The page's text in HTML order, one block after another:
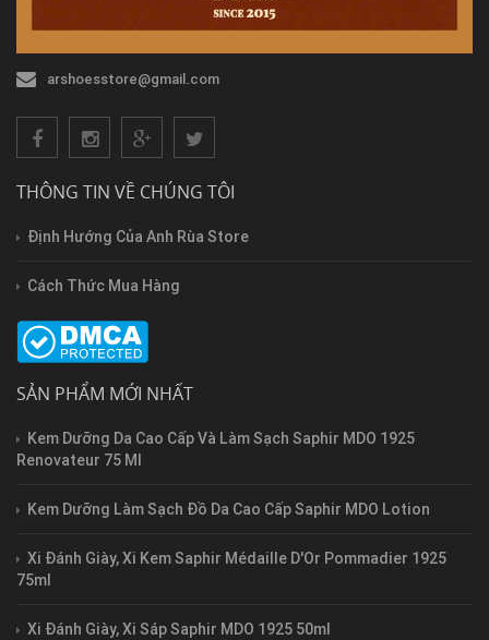
arshoesstore@gmail.com
THÔNG TIN VỀ CHÚNG TÔI
Định Hướng Của Anh Rùa Store
Cách Thức Mua Hàng
SẢN PHẨM MỚI NHẤT
Kem Dưỡng Da Cao Cấp Và Làm Sạch Saphir MDO 1925
Renovateur 75 Ml
Kem Dưỡng Làm Sạch Đồ Da Cao Cấp Saphir MDO Lotion
Xi Đánh Giày, Xi Kem Saphir Médaille D'Or Pommadier 1925
75ml
Xi Đánh Giày, Xi Sáp Saphir MDO 1925 50ml